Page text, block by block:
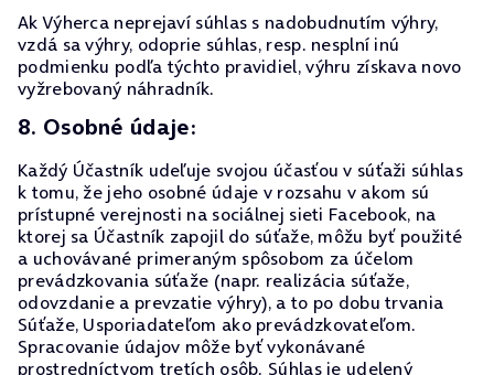
Ak Výherca neprejaví súhlas s nadobudnutím výhry,
vzdá sa výhry, odoprie súhlas, resp. nesplní inú
podmienku podľa týchto pravidiel, výhru získava novo
vyžrebovaný náhradník.
8. Osobné údaje:
Každý Účastník udeľuje svojou účasťou v súťaži súhlas
k tomu, že jeho osobné údaje v rozsahu v akom sú
prístupné verejnosti na sociálnej sieti Facebook, na
ktorej sa Účastník zapojil do súťaže, môžu byť použité
a uchovávané primeraným spôsobom za účelom
prevádzkovania súťaže (napr. realizácia súťaže,
odovzdanie a prevzatie výhry), a to po dobu trvania
Súťaže, Usporiadateľom ako prevádzkovateľom.
Spracovanie údajov môže byť vykonávané
prostredníctvom tretích osôb. Súhlas je udelený